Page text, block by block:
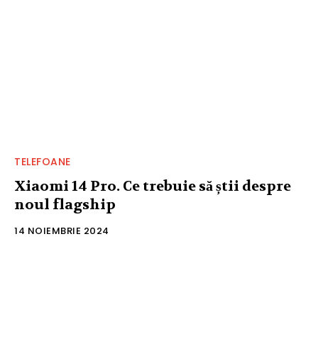
TELEFOANE
Xiaomi 14 Pro. Ce trebuie să știi despre
noul flagship
14 NOIEMBRIE 2024